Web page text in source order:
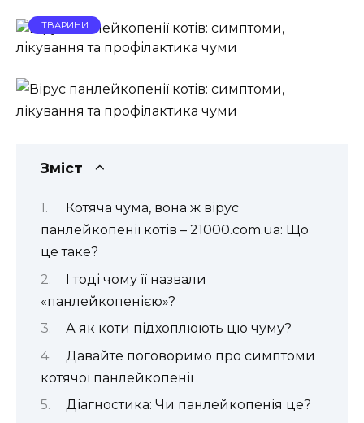
ТВАРИНИ
Зміст
Котяча чума, вона ж вірус
панлейкопенії котів – 21000.com.ua: Що
це таке?
І тоді чому її назвали
«панлейкопенією»?
А як коти підхоплюють цю чуму?
Давайте поговоримо про симптоми
котячої панлейкопенії
Діагностика: Чи панлейкопенія це?